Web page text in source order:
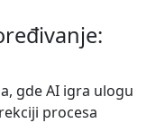
gde AI igra ulogu
procesa